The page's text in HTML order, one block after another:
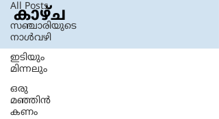
All Posts
സഞ്ചാരിയുടെ
നാൾവഴി
ഇടിയും
മിന്നലും
ഒരു
മഞ്ഞിൻ
കണം
കാഴ്ച